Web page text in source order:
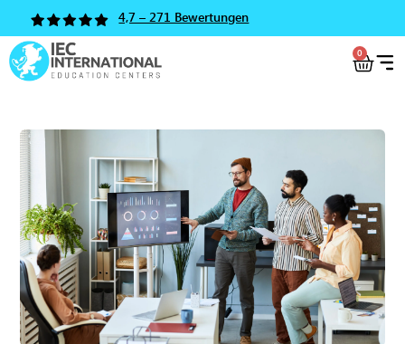
4,7 – 271 Bewertungen
0